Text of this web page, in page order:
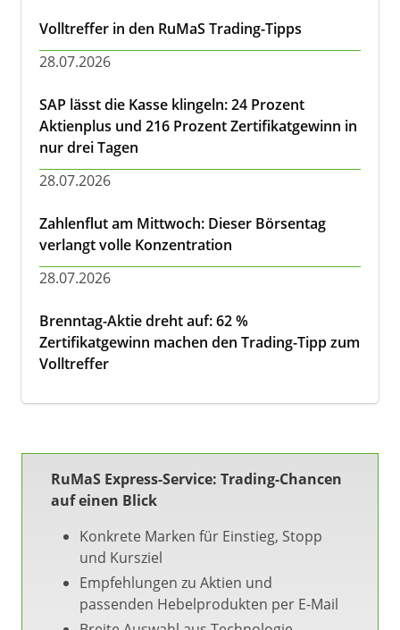
Volltreffer in den RuMaS Trading-Tipps
28.07.2026
SAP lässt die Kasse klingeln: 24 Prozent
Aktienplus und 216 Prozent Zertifikatgewinn in
nur drei Tagen
28.07.2026
Zahlenflut am Mittwoch: Dieser Börsentag
verlangt volle Konzentration
28.07.2026
Brenntag-Aktie dreht auf: 62 %
Zertifikatgewinn machen den Trading-Tipp zum
Volltreffer
RuMaS Express-Service: Trading-Chancen
auf einen Blick
Konkrete Marken für Einstieg, Stopp
und Kursziel
Empfehlungen zu Aktien und
passenden Hebelprodukten per E-Mail